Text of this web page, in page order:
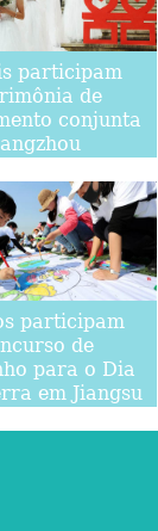
participam
de
conjunta
participam
de
para o Dia
em Jiangsu